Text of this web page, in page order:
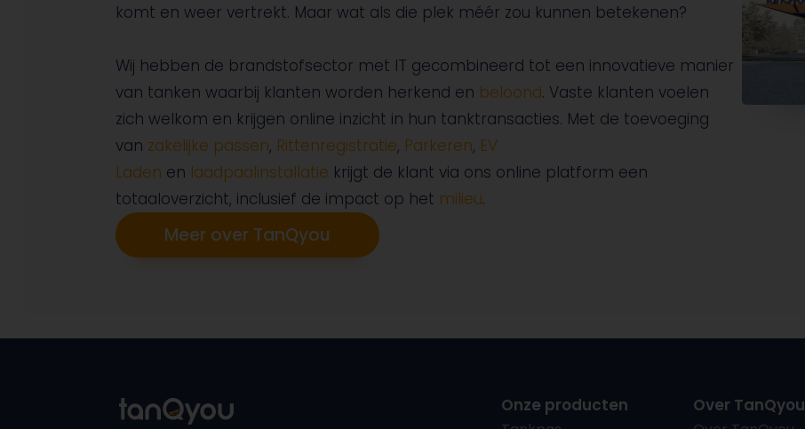
komt en weer vertrekt. Maar wat als die plek méér zou kunnen betekenen?
Wij hebben de brandstofsector met IT gecombineerd tot een innovatieve manier
van tanken waarbij klanten worden herkend en beloond. Vaste klanten voelen
zich welkom en krijgen online inzicht in hun tanktransacties. Met de toevoeging
van zakelijke passen, Rittenregistratie, Parkeren, EV
Laden en laadpaalinstallatie krijgt de klant via ons online platform een
totaaloverzicht, inclusief de impact op het milieu.
Meer over TanQyou
Onze producten Over TanQyou